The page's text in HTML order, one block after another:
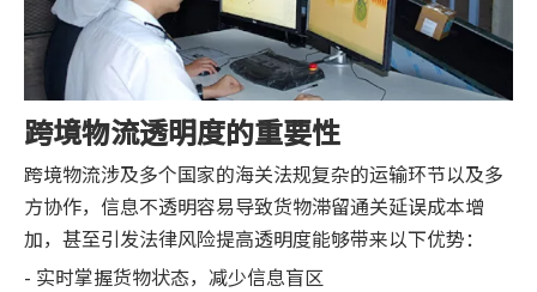
跨境物流透明度的重要性
跨境物流涉及多个国家的海关法规复杂的运输环节以及多
方协作，信息不透明容易导致货物滞留通关延误成本增
加，甚至引发法律风险提高透明度能够带来以下优势：
- 实时掌握货物状态，减少信息盲区